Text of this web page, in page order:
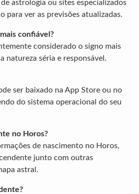
astrologia ou sites especializados
para ver as previsões atualizadas.
confiável?
considerado o signo mais
natureza séria e responsável.
ser baixado na App Store ou no
do sistema operacional do seu
no Horos?
de nascimento no Horos,
junto com outras
astral.